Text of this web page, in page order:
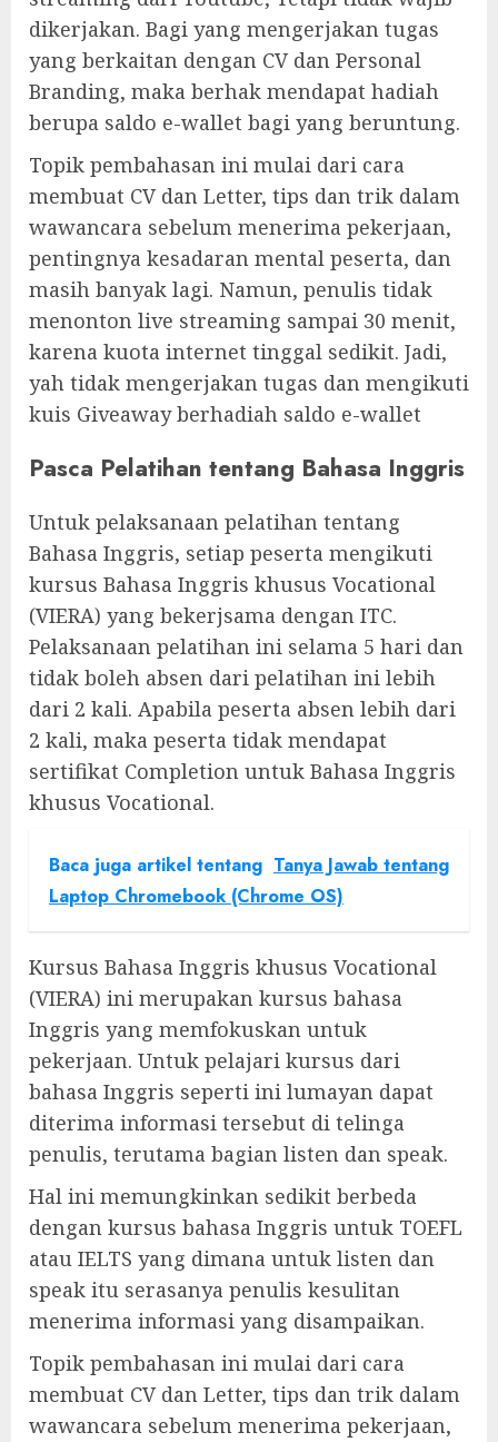
dikerjakan. Bagi yang mengerjakan tugas
yang berkaitan dengan CV dan Personal
Branding, maka berhak mendapat hadiah
berupa saldo e-wallet bagi yang beruntung.
Topik pembahasan ini mulai dari cara
membuat CV dan Letter, tips dan trik dalam
wawancara sebelum menerima pekerjaan,
pentingnya kesadaran mental peserta, dan
masih banyak lagi. Namun, penulis tidak
menonton live streaming sampai 30 menit,
karena kuota internet tinggal sedikit. Jadi,
yah tidak mengerjakan tugas dan mengikuti
kuis Giveaway berhadiah saldo e-wallet
Pasca Pelatihan tentang Bahasa Inggris
Untuk pelaksanaan pelatihan tentang
Bahasa Inggris, setiap peserta mengikuti
kursus Bahasa Inggris khusus Vocational
(VIERA) yang bekerjsama dengan ITC.
Pelaksanaan pelatihan ini selama 5 hari dan
tidak boleh absen dari pelatihan ini lebih
dari 2 kali. Apabila peserta absen lebih dari
2 kali, maka peserta tidak mendapat
sertifikat Completion untuk Bahasa Inggris
khusus Vocational.
Baca juga artikel tentang Tanya Jawab tentang
Laptop Chromebook (Chrome OS)
Kursus Bahasa Inggris khusus Vocational
(VIERA) ini merupakan kursus bahasa
Inggris yang memfokuskan untuk
pekerjaan. Untuk pelajari kursus dari
bahasa Inggris seperti ini lumayan dapat
diterima informasi tersebut di telinga
penulis, terutama bagian listen dan speak.
Hal ini memungkinkan sedikit berbeda
dengan kursus bahasa Inggris untuk TOEFL
atau IELTS yang dimana untuk listen dan
speak itu serasanya penulis kesulitan
menerima informasi yang disampaikan.
Topik pembahasan ini mulai dari cara
membuat CV dan Letter, tips dan trik dalam
wawancara sebelum menerima pekerjaan,